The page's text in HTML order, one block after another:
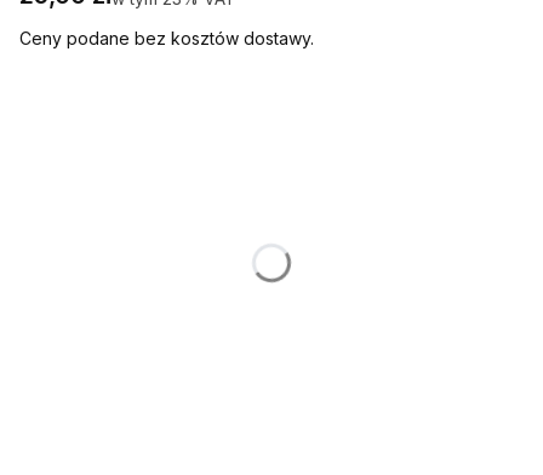
Ceny podane bez kosztów dostawy.